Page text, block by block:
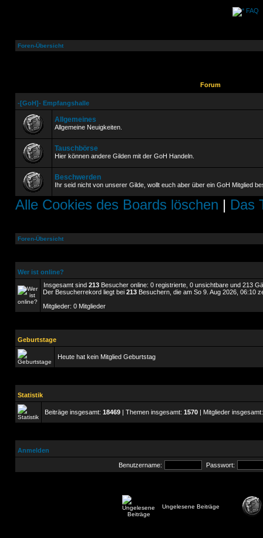
FAQ
Foren-Übersicht
Forum
-[GoH]- Empfangshalle
Allgemeines
Allgemeine Neuigkeiten.
Tauschbörse
Hier können andere Gilden mit der GoH Handeln.
Beschwerden
Ihr seid nicht von unserer Gilde, wollt euch aber über ein GoH Mitglied
Alle Cookies des Boards löschen | Das
Foren-Übersicht
Wer ist online?
Insgesamt sind 213 Besucher online: 0 registrierte, 0 unsichtbare und 213
Der Besucherrekord liegt bei 213 Besuchern, die am So 9. Aug 2026, 06:10
Mitglieder: 0 Mitglieder
Geburtstage
Heute hat kein Mitglied Geburtstag
Statistik
Beiträge insgesamt: 18469 | Themen insgesamt: 1570 | Mitglieder
Anmelden
Benutzername: Passwort:
Ungelesene Beiträge